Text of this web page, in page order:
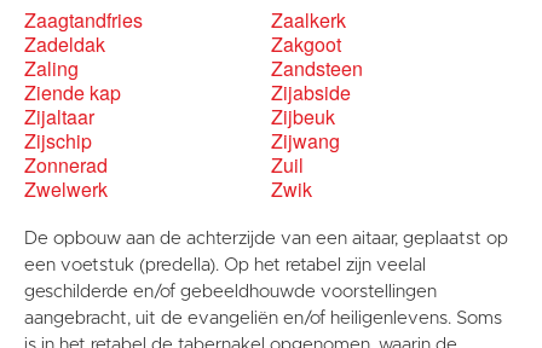
Zaagtandfries
Zaalkerk
Zadeldak
Zakgoot
Zaling
Zandsteen
Ziende kap
Zijabside
Zijaltaar
Zijbeuk
Zijschip
Zijwang
Zonnerad
Zuil
Zwelwerk
Zwik
De opbouw aan de achterzijde van een aitaar, geplaatst op
een voetstuk (predella). Op het retabel zijn veelal
geschilderde en/of gebeeldhouwde voorstellingen
aangebracht, uit de evangeliën en/of heiligenlevens. Soms